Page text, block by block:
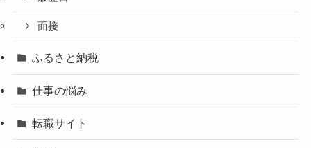
面接
ふるさと納税
仕事の悩み
転職サイト